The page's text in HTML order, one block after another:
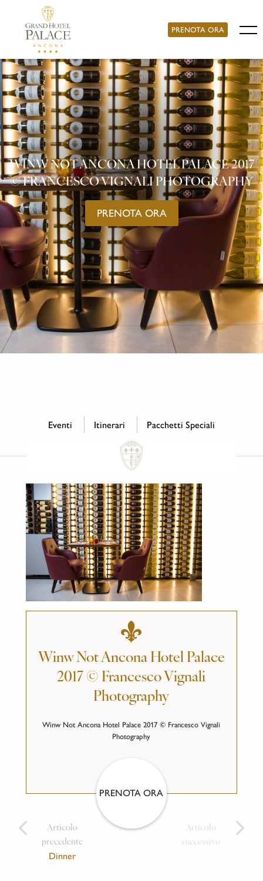
PRENOTA ORA
WINW NOT ANCONA HOTEL PALACE 2017
© FRANCESCO VIGNALI PHOTOGRAPHY
PRENOTA ORA
Eventi Itinerari Pacchetti Speciali
Winw Not Ancona Hotel Palace
2017 © Francesco Vignali
Photography
Winw Not Ancona Hotel Palace 2017 © Francesco Vignali
Photography
PRENOTA ORA
Articolo
precedente
Dinner
Articolo
successivo